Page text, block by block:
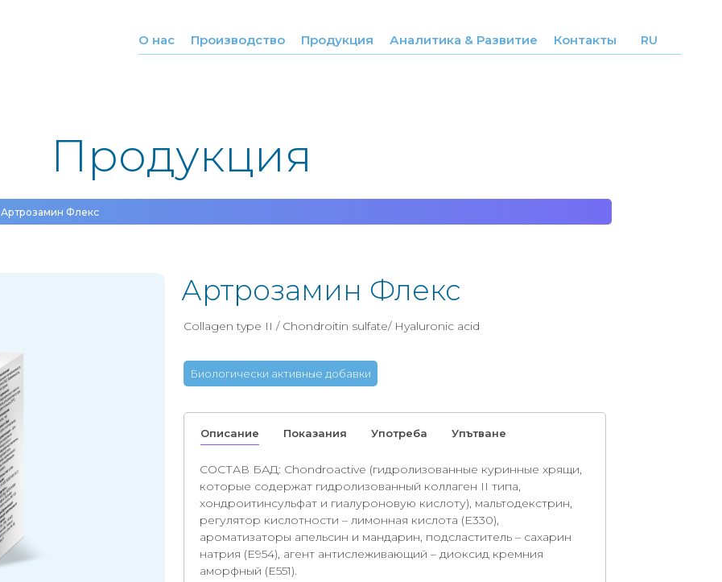
О нас Производство Продукция Аналитика & Развитие Контакты RU
Продукция
Артрозамин Флекс
Артрозамин Флекс
Collagen type II / Chondroitin sulfate/ Hyaluronic acid
Биологически активные добавки
Описание Показания Употреба Упътване
СОСТАВ БАД: Chondroactive (гидролизованные куринные хрящи,
которые содержат гидролизованный коллаген II типа,
хондроитинсульфат и гиалуроновую кислоту), мальтодекстрин,
регулятор кислотности – лимонная кислота (Е330),
ароматизаторы апельсин и мандарин, подсластитель – сахарин
натрия (Е954), агент антислеживающий – диоксид кремния
аморфный (E551).